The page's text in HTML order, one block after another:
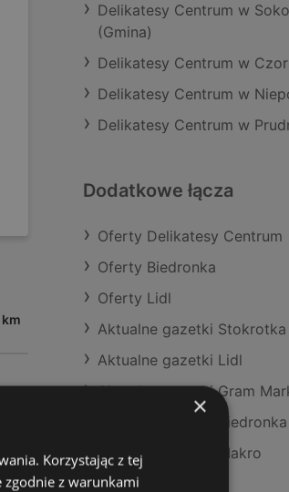
Delikatesy Centrum w
(Gmina)
Delikatesy Centrum w
Delikatesy Centrum w
Delikatesy Centrum w
Dodatkowe łącza
Oferty Delikatesy Centrum
Oferty Biedronka
Oferty Lidl
Aktualne gazetki Stokrotka
Aktualne gazetki Lidl
Aktualne gazetki Gram
Aktualne gazetki Biedronka
Aktualne gazetki Makro
×
Korzystając z tej
zgodnie z warunkami